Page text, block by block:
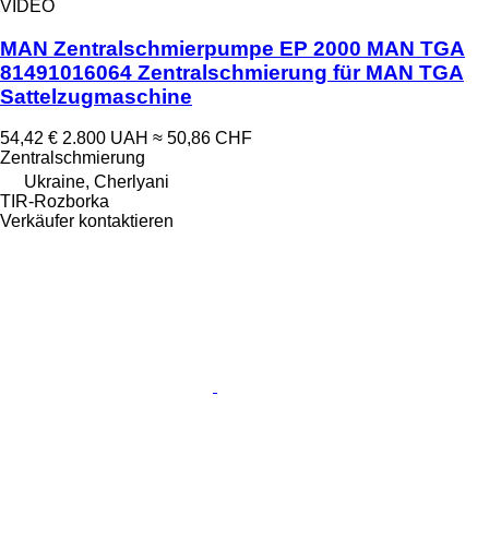
VIDEO
MAN Zentralschmierpumpe EP 2000 MAN TGA
81491016064 Zentralschmierung für MAN TGA
Sattelzugmaschine
54,42 € 2.800 UAH ≈ 50,86 CHF
Zentralschmierung
Ukraine, Cherlyani
TIR-Rozborka
Verkäufer kontaktieren